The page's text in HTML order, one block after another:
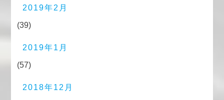
2019年2月
(39)
2019年1月
(57)
2018年12月